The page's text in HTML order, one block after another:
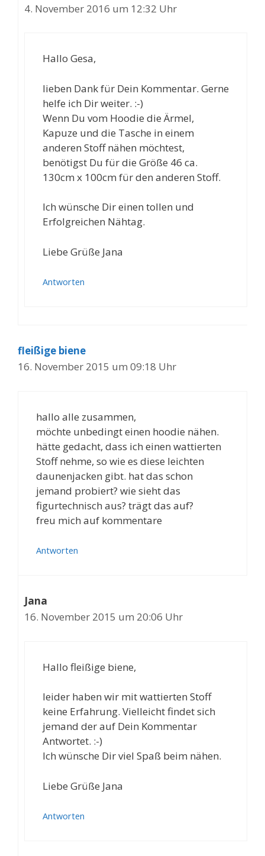
4. November 2016 um 12:32 Uhr
Hallo Gesa,
lieben Dank für Dein Kommentar. Gerne
helfe ich Dir weiter. :-)
Wenn Du vom Hoodie die Ärmel,
Kapuze und die Tasche in einem
anderen Stoff nähen möchtest,
benötigst Du für die Größe 46 ca.
130cm x 100cm für den anderen Stoff.
Ich wünsche Dir einen tollen und
Erfolgreichen Nähtag.
Liebe Grüße Jana
Antworten
fleißige biene
16. November 2015 um 09:18 Uhr
hallo alle zusammen,
möchte unbedingt einen hoodie nähen.
hätte gedacht, dass ich einen wattierten
Stoff nehme, so wie es diese leichten
daunenjacken gibt. hat das schon
jemand probiert? wie sieht das
figurtechnisch aus? trägt das auf?
freu mich auf kommentare
Antworten
Jana
16. November 2015 um 20:06 Uhr
Hallo fleißige biene,
leider haben wir mit wattierten Stoff
keine Erfahrung. Vielleicht findet sich
jemand der auf Dein Kommentar
Antwortet. :-)
Ich wünsche Dir viel Spaß beim nähen.
Liebe Grüße Jana
Antworten